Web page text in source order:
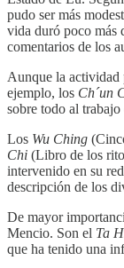
pudo ser más
vida duró poco más
comentarios de los
Aunque la actividad
ejemplo, los Ch´un
sobre todo al
Los Wu Ching
Chi (Libro de los
intervenido en su
descripción de los
De mayor
Mencio. Son el Ta
que ha tenido una